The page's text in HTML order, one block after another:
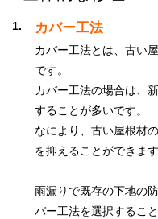
カバー工法
カバー工法とは、古い
です。
カバー工法の場合は、
することが多いです。
なにより、古い屋根材
を抑えることができます
雨漏りで既存の下地の
バー工法を選択するこ